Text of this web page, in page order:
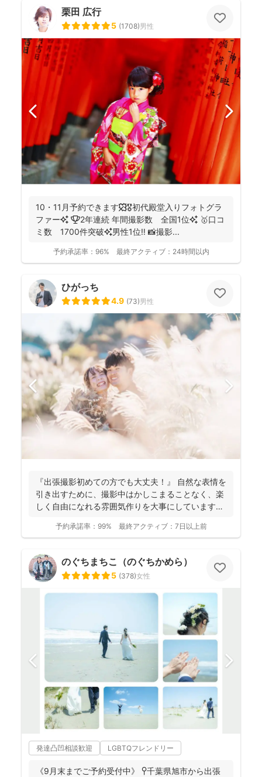
栗田 広行
5 (1708)男性
10・11月予約できます🍁🎖初代殿堂入りフォトグラ
ファー✨ 🏆2年連続 年間撮影数 全国1位✨ 🥇口コ
ミ数 1700件突破✨男性1位‼️ 📸撮影...
予約承諾率： 96% 最終アクティブ： 24時間以内
ひがっち
4.9 (73)男性
『出張撮影初めての方でも大丈夫！』 自然な表情を
引き出すために、撮影中はかしこまることなく、楽
しく自由になれる雰囲気作りを大事にしています＾
予約承諾率： 99% 最終アクティブ： 7日以上前
のぐちまちこ（のぐちかめら）
5 (378)女性
発達凸凹相談歓迎 LGBTQフレンドリー
《9月末までご予約受付中》 📍千葉県旭市から出張